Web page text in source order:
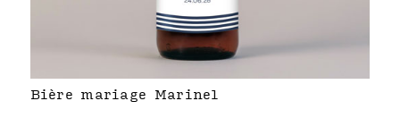
Bière mariage Marinel